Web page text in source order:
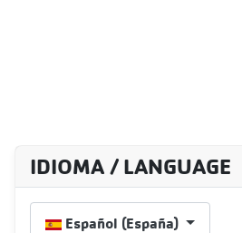
IDIOMA / LANGUAGE
Seleccione su idioma
Español (España)